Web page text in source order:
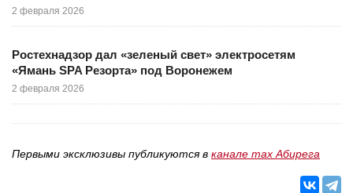
2 февраля 2026
Ростехнадзор дал «зеленый свет» электросетям
«Ямань SPA Резорта» под Воронежем
2 февраля 2026
Первыми эксклюзивы публикуются в канале max Абирега